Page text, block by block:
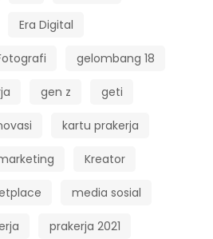
Era Digital
gelombang 18
gen z geti
kartu prakerja
Kreator
media sosial
prakerja 2021